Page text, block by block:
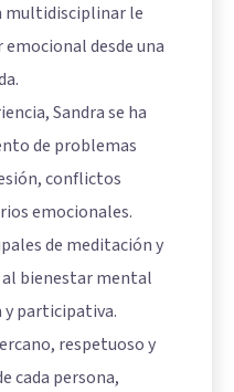
multidisciplinar le
desde una
Sandra se ha
de problemas
conflictos
emocionales.
de meditación y
bienestar mental
y participativa.
respetuoso y
cada persona,